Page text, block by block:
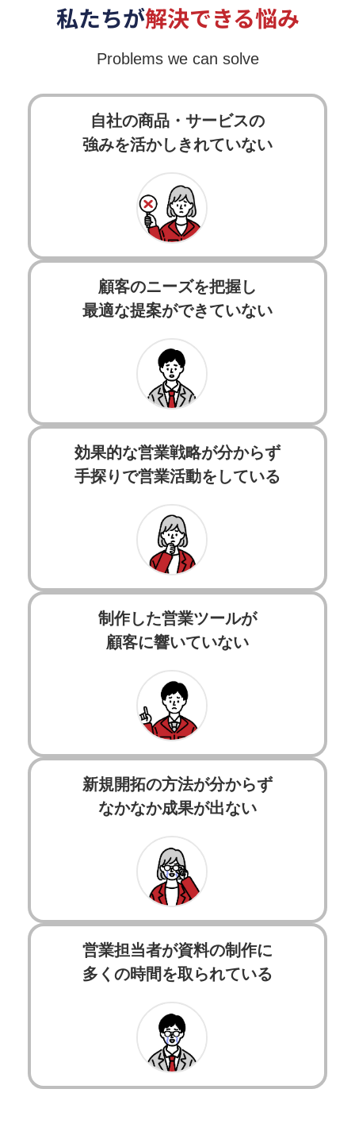
私たちが解決できる悩み
Problems we can solve
自社の商品・サービスの
強みを活かしきれていない
顧客のニーズを把握し
最適な提案ができていない
効果的な営業戦略が分からず
手探りで営業活動をしている
制作した営業ツールが
顧客に響いていない
新規開拓の方法が分からず
なかなか成果が出ない
営業担当者が資料の制作に
多くの時間を取られている